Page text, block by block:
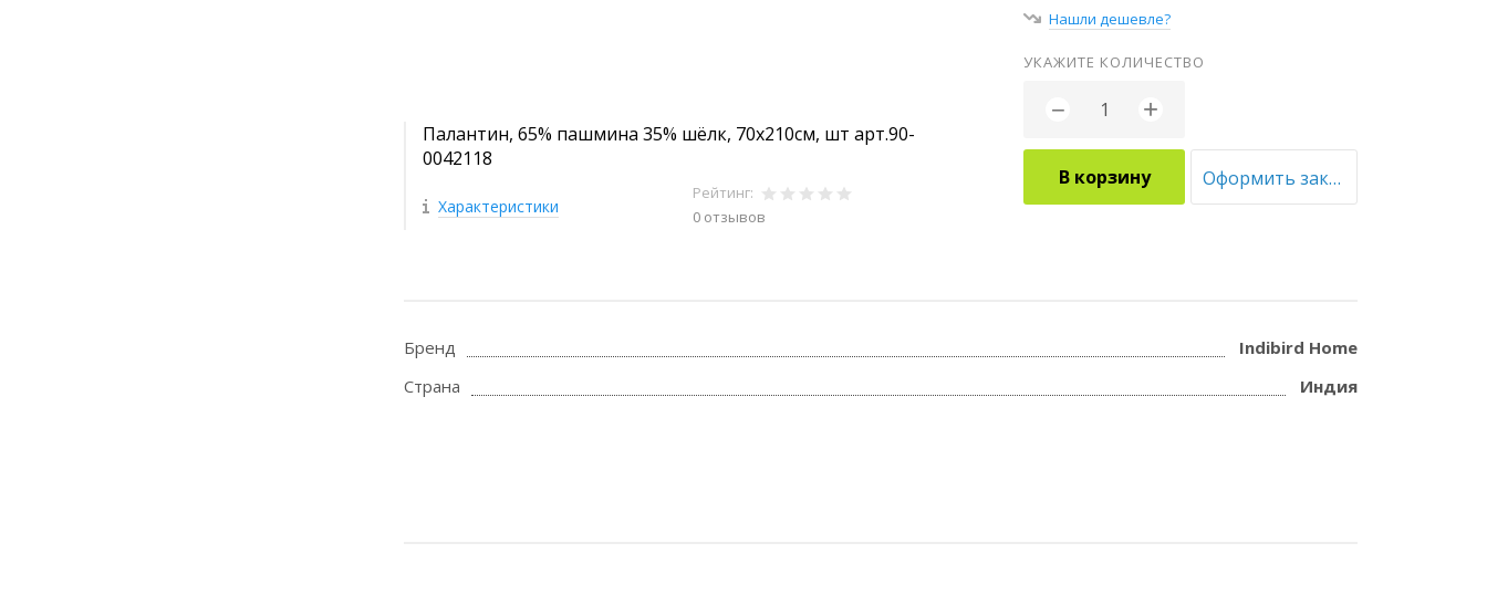
Палантин, 65% пашмина 35% шёлк, 70х210см, шт арт.90-
0042118
Характеристики
Рейтинг:
0 отзывов
Нашли дешевле?
УКАЖИТЕ КОЛИЧЕСТВО
− +
В корзину Оформить заказ оптом
Бренд
Indibird Home
Страна
Индия